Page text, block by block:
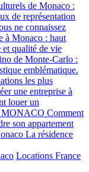
de Monaco :
de représentation
ne connaissez
à Monaco : haut
et qualité de vie
de Monte-Carlo :
emblématique.
les plus
une entreprise à
louer un
Comment
son appartement
La résidence
Locations France